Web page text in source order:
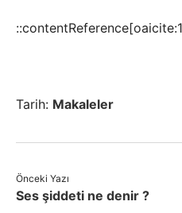
Tarih: Makaleler
Önceki Yazı
Ses şiddeti ne denir ?